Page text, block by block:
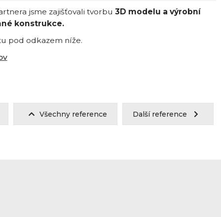
jsme zajišťovali tvorbu 3D modelu a výrobní
konstrukce.
pod odkazem níže.
Všechny reference Další reference